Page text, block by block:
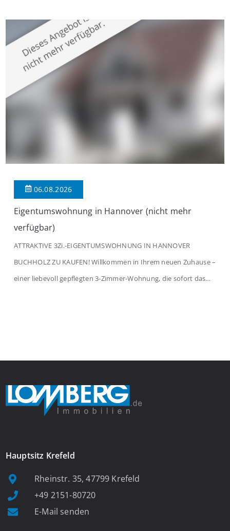
großzügige Räume und eine hochwertige Ausstattung, die
modernen Wohnkomfort mit einem stilvollen Ambiente
verbindet. Der […]
06.08.2026
Eigentumswohnung in Hannover (nicht mehr
verfügbar)
ATTRAKTIVE 3Zi.-EIGENTUMSWOHNUNG IN HANNOVER
BUCHHOLZ ZU KAUFEN! Willkommen in Ihrem neuen Zuhause –
einer liebevoll gepflegten 3-Zimmer-Wohnung, die sofort das
Hauptsitz Krefeld
Rheinstr. 35, 47799 Krefeld
+49 2151-80720
E-Mail senden